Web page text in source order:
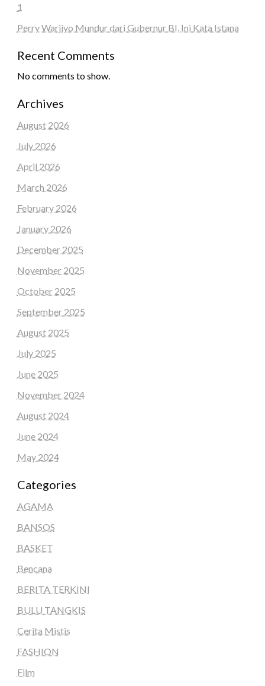
1
Perry Warjiyo Mundur dari Gubernur BI, Ini Kata Istana
Recent Comments
No comments to show.
Archives
August 2026
July 2026
April 2026
March 2026
February 2026
January 2026
December 2025
November 2025
October 2025
September 2025
August 2025
July 2025
June 2025
November 2024
August 2024
June 2024
May 2024
Categories
AGAMA
BANSOS
BASKET
Bencana
BERITA TERKINI
BULU TANGKIS
Cerita Mistis
FASHION
Film